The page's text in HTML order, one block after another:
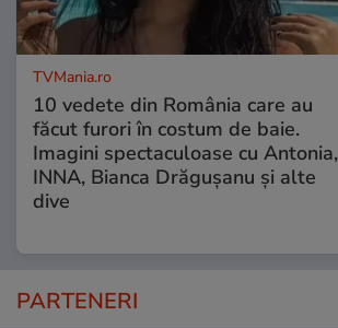
TVMania.ro
10 vedete din România care au
făcut furori în costum de baie.
Imagini spectaculoase cu Antonia,
INNA, Bianca Drăgușanu și alte
dive
PARTENERI